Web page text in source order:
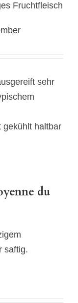
Fruchtfleisch
sehr
gekühlt haltbar
du
saftig.